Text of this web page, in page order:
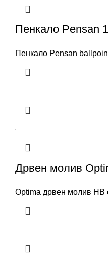
Пенкало Pensan
Пенкало Pensan
Дрвен молив
Optima дрвен молив HB